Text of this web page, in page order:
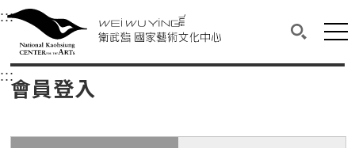
衛武營國家藝術文化中心
中央內容區塊，為本頁主要內容區。
:::選單連結區塊，此區塊列有本網站主要連結。
衛武營國家藝術文化中心
搜尋(開
網
::: 中央內容區塊，為本頁主要內容區。
會員登入